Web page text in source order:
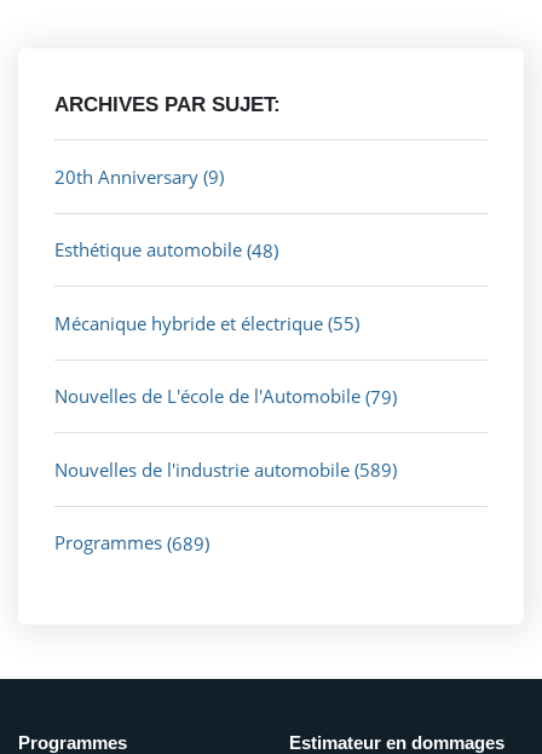
ARCHIVES PAR SUJET:
20th Anniversary (9)
Esthétique automobile (48)
Mécanique hybride et électrique (55)
Nouvelles de L'école de l'Automobile (79)
Nouvelles de l'industrie automobile (589)
Programmes (689)
Programmes
Estimateur en dommages